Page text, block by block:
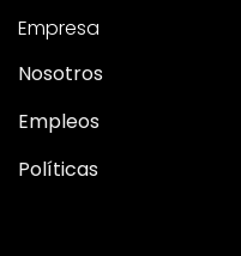
Empresa
Nosotros
Empleos
Políticas